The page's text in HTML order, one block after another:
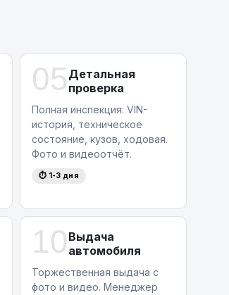
05 Детальная
проверка
Полная инспекция: VIN-
история, техническое
состояние, кузов, ходовая.
Фото и видеоотчёт.
⏱ 1-3 дня
10 Выдача
автомобиля
Торжественная выдача с
фото и видео. Менеджер